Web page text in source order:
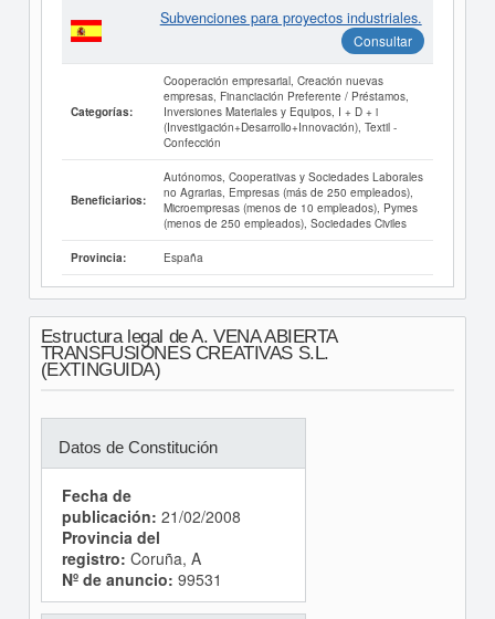
Subvenciones para proyectos industriales.
Consultar
Categorías:
Cooperación empresarial, Creación nuevas
empresas, Financiación Preferente / Préstamos,
Inversiones Materiales y Equipos, I + D + i
(Investigación+Desarrollo+Innovación), Textil -
Confección
Beneficiarios:
Autónomos, Cooperativas y Sociedades Laborales
no Agrarias, Empresas (más de 250 empleados),
Microempresas (menos de 10 empleados), Pymes
(menos de 250 empleados), Sociedades Civiles
Provincia: España
Estructura legal de A. VENA ABIERTA
TRANSFUSIONES CREATIVAS S.L.
(EXTINGUIDA)
Datos de Constitución
Fecha de
publicación: 21/02/2008
Provincia del
registro: Coruña, A
Nº de anuncio: 99531